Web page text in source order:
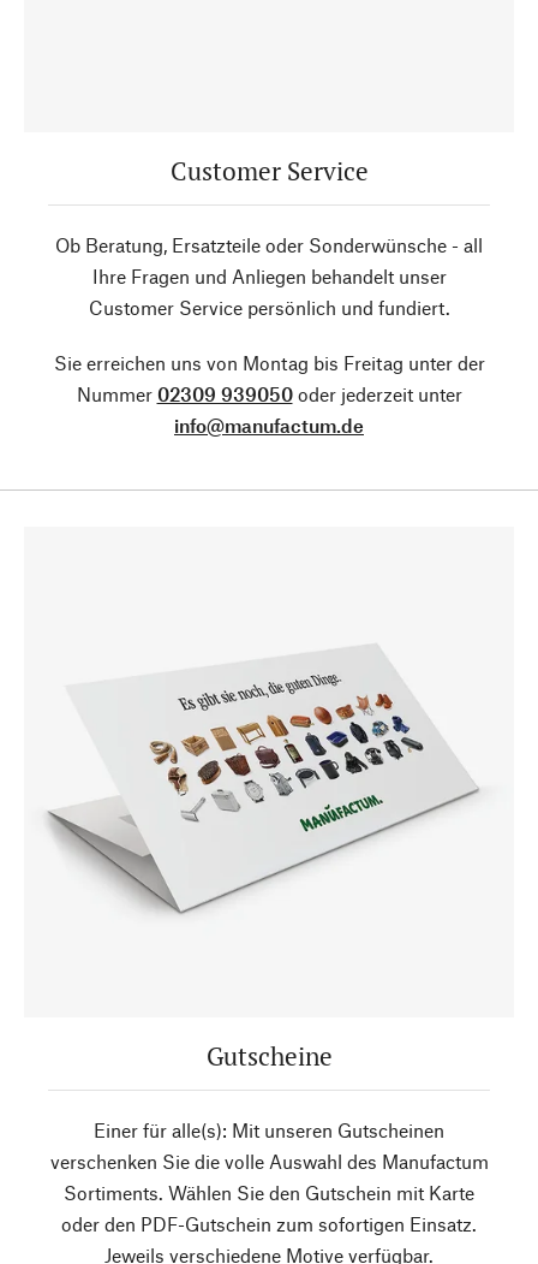
Customer Service
Ob Beratung, Ersatzteile oder Sonderwünsche - all
Ihre Fragen und Anliegen behandelt unser
Customer Service persönlich und fundiert.
Sie erreichen uns von Montag bis Freitag unter der
Nummer 02309 939050oder jederzeit unter
info@manufactum.de
Gutscheine
Einer für alle(s): Mit unseren Gutscheinen
verschenken Sie die volle Auswahl des Manufactum
Sortiments. Wählen Sie den Gutschein mit Karte
oder den PDF-Gutschein zum sofortigen Einsatz.
Jeweils verschiedene Motive verfügbar.